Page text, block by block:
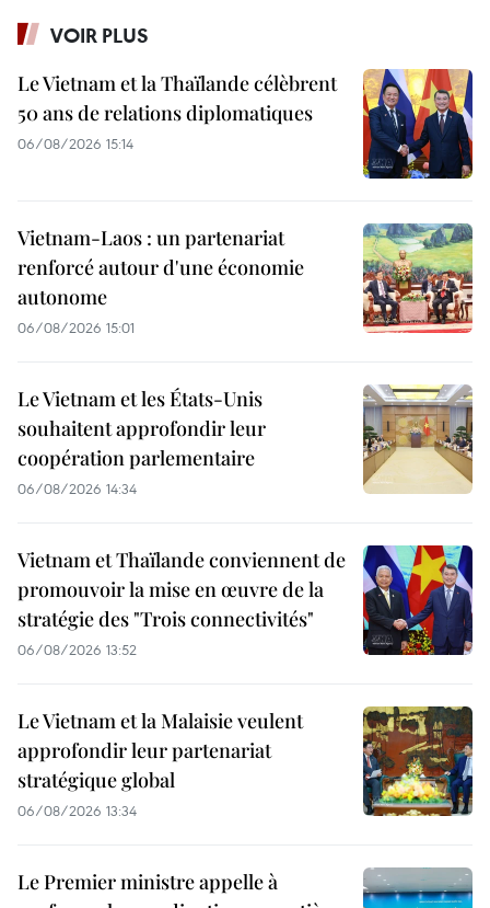
VOIR PLUS
Le Vietnam et la Thaïlande célèbrent
50 ans de relations diplomatiques
06/08/2026 15:14
Vietnam-Laos : un partenariat
renforcé autour d'une économie
autonome
06/08/2026 15:01
Le Vietnam et les États-Unis
souhaitent approfondir leur
coopération parlementaire
06/08/2026 14:34
Vietnam et Thaïlande conviennent de
promouvoir la mise en œuvre de la
stratégie des "Trois connectivités"
06/08/2026 13:52
Le Vietnam et la Malaisie veulent
approfondir leur partenariat
stratégique global
06/08/2026 13:34
Le Premier ministre appelle à